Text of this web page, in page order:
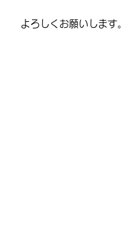
よろしくお願いします